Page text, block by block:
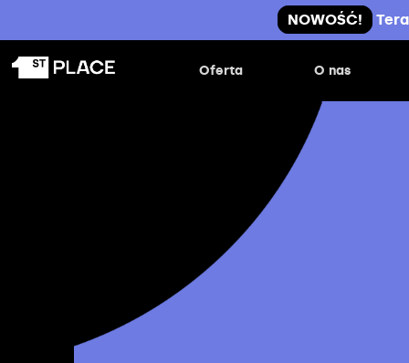
NOWOŚĆ!
Oferta O nas